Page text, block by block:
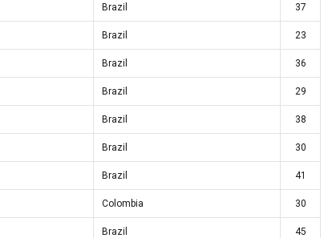
Brazil 37
Brazil 23
Brazil 36
Brazil 29
Brazil 38
Brazil 30
Brazil 41
Colombia 30
Brazil 45